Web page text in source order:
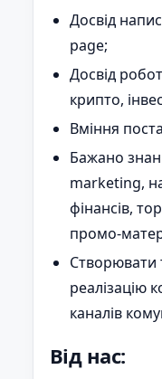
Досвід
page;
Досвід
крипто,
Вміння
Бажано
marketing,
фінансів,
промо-
Створювати
реалізацію
каналів
Від нас: